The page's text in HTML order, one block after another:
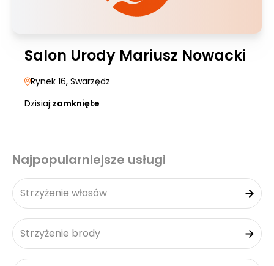
Salon Urody Mariusz Nowacki
Rynek 16, Swarzędz
Dzisiaj:zamknięte
Najpopularniejsze usługi
Strzyżenie włosów
Strzyżenie brody